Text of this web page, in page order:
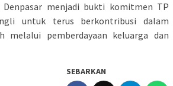
Denpasar menjadi bukti komitmen TP
untuk terus berkontribusi dalam
melalui pemberdayaan keluarga dan
SEBARKAN